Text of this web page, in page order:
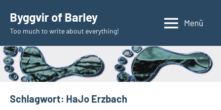
Inhalt
springen
Byggvir of Barley
Too much to write about everything!
Menü
Schlagwort: HaJo Erzbach